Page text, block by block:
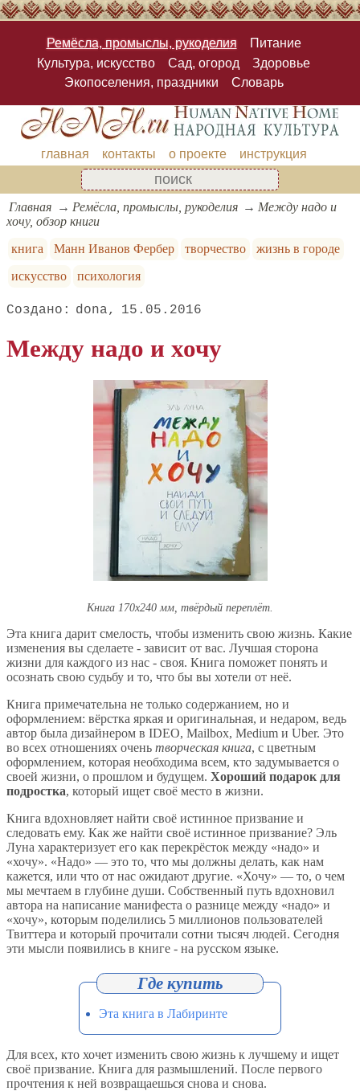
Ремёсла, промыслы, рукоделия
Питание
Культура, искусство
Сад, огород
Здоровье
Экопоселения, праздники
Словарь
главная контакты о проекте инструкция
Главная Ремёсла, промыслы, рукоделия
Между надо и
хочу, обзор книги
книга
Манн Иванов Фербер творчество
жизнь в городе
искусство
психология
dona 15.05.2016
Между надо и хочу
Книга 170x240 мм, твёрдый переплёт.
Эта книга дарит смелость, чтобы изменить свою жизнь. Какие
изменения вы сделаете - зависит от вас. Лучшая сторона
жизни для каждого из нас - своя. Книга поможет понять и
осознать свою судьбу и то, что бы вы хотели от неё.
Книга примечательна не только содержанием, но и
оформлением: вёрстка яркая и оригинальная, и недаром, ведь
автор была дизайнером в IDEO, Mailbox, Medium и Uber. Это
во всех отношениях очень творческая книга, с цветным
оформлением, которая необходима всем, кто задумывается о
своей жизни, о прошлом и будущем. Хороший подарок для
подростка, который ищет своё место в жизни.
Книга вдохновляет найти своё истинное призвание и
следовать ему. Как же найти своё истинное призвание? Эль
Луна характеризует его как перекрёсток между «надо» и
«хочу». «Надо» — это то, что мы должны делать, как нам
кажется, или что от нас ожидают другие. «Хочу» — то, о чем
мы мечтаем в глубине души. Собственный путь вдохновил
автора на написание манифеста о разнице между «надо» и
«хочу», которым поделились 5 миллионов пользователей
Твиттера и который прочитали сотни тысяч людей. Сегодня
эти мысли появились в книге - на русском языке.
Эта книга в Лабиринте
Для всех, кто хочет изменить свою жизнь к лучшему и ищет
своё призвание. Книга для размышлений. После первого
прочтения к ней возвращаешься снова и снова.